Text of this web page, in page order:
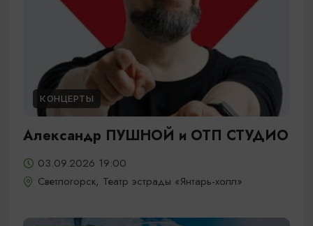
КОНЦЕРТЫ
Александр ПУШНОЙ и ОТП СТУДИО
03.09.2026 19:00
Светлогорск, Театр эстрады «Янтарь-холл»